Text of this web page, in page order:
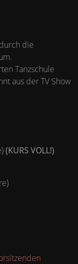
die
Tanzschule
aus der TV Show
(KURS VOLL!)